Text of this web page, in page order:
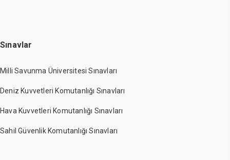
Sınavlar
Milli Savunma Üniversitesi Sınavları
Deniz Kuvvetleri Komutanlığı Sınavları
Hava Kuvvetleri Komutanlığı Sınavları
Sahil Güvenlik Komutanlığı Sınavları